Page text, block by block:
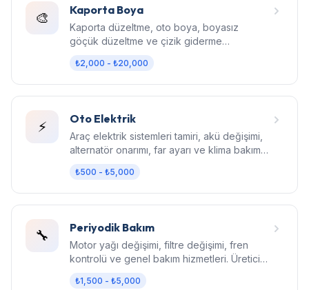
🎨 Kaporta Boya
Kaporta düzeltme, oto boya, boyasız
göçük düzeltme ve çizik giderme
₺2,000 - ₺20,000
⚡ Oto Elektrik
Araç elektrik sistemleri tamiri, akü değişimi,
alternatör onarımı, far ayarı ve klima bakım
₺500 - ₺5,000
🔧 Periyodik Bakım
Motor yağı değişimi, filtre değişimi, fren
kontrolü ve genel bakım hizmetleri. Üretici
₺1,500 - ₺5,000